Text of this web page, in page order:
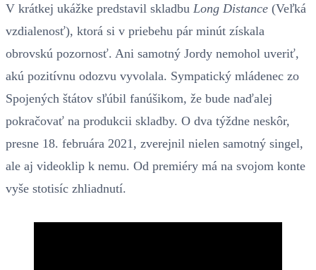
V krátkej ukážke predstavil skladbu Long Distance (Veľká
vzdialenosť), ktorá si v priebehu pár minút získala
obrovskú pozornosť. Ani samotný Jordy nemohol uveriť,
akú pozitívnu odozvu vyvolala. Sympatický mládenec zo
Spojených štátov sľúbil fanúšikom, že bude naďalej
pokračovať na produkcii skladby. O dva týždne neskôr,
presne 18. februára 2021, zverejnil nielen samotný singel,
ale aj videoklip k nemu. Od premiéry má na svojom konte
vyše stotisíc zhliadnutí.